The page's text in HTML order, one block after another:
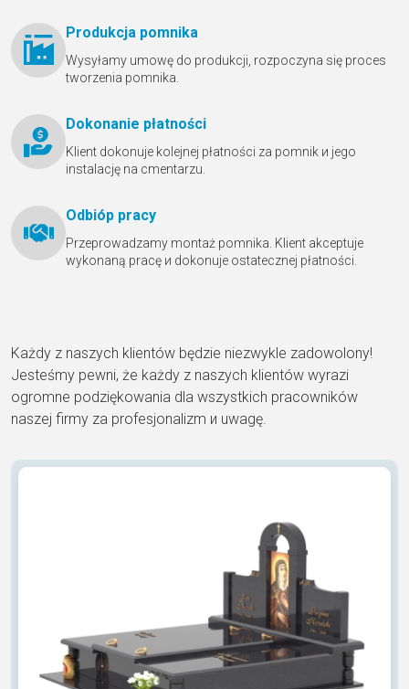
Produkcja pomnika
Wysyłamy umowę do produkcji, rozpoczyna się proces
tworzenia pomnika.
Dokonanie płatności
Klient dokonuje kolejnej płatności za pomnik и jego
instalację na cmentarzu.
Odbióр pracy
Przeprowadzamy montaż pomnika. Klient akceptuje
wykonaną pracę и dokonuje ostatecznej płatności.
Każdy z naszych klientów będzie niezwykle zadowolony!
Jesteśmy pewni, że każdy z naszych klientów wyrazi
ogromne podziękowania dla wszystkich pracowników
naszej firmy za profesjonalizm и uwagę.